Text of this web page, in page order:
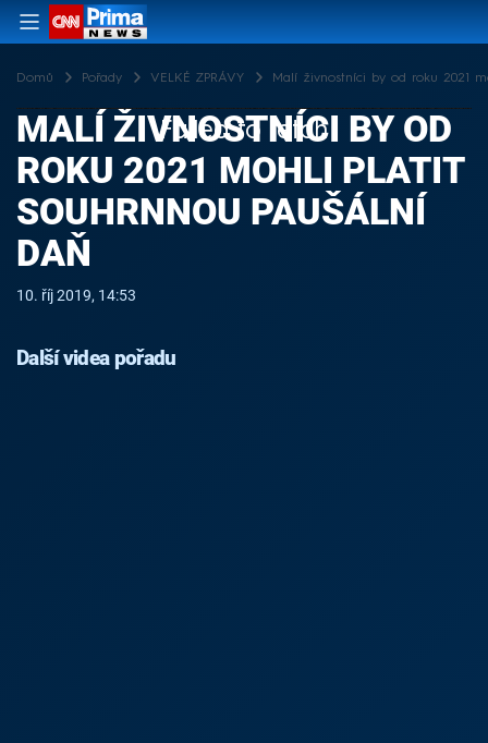
Domů Pořady VELKÉ ZPRÁVY Malí živnostníci by od roku 2021
Failed to fetch
MALÍ ŽIVNOSTNÍCI BY OD
ROKU 2021 MOHLI PLATIT
SOUHRNNOU PAUŠÁLNÍ
DAŇ
10. říj 2019, 14:53
Další videa pořadu